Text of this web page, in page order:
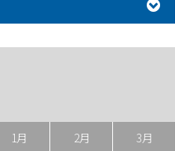
1月 2月 3月